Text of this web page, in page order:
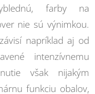
farby na
nie sú výnimkou.
napríklad aj od
intenzívnemu
však nijakým
funkciu obalov,